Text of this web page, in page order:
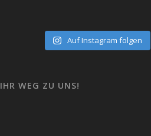
Auf Instagram folgen
IHR WEG ZU UNS!